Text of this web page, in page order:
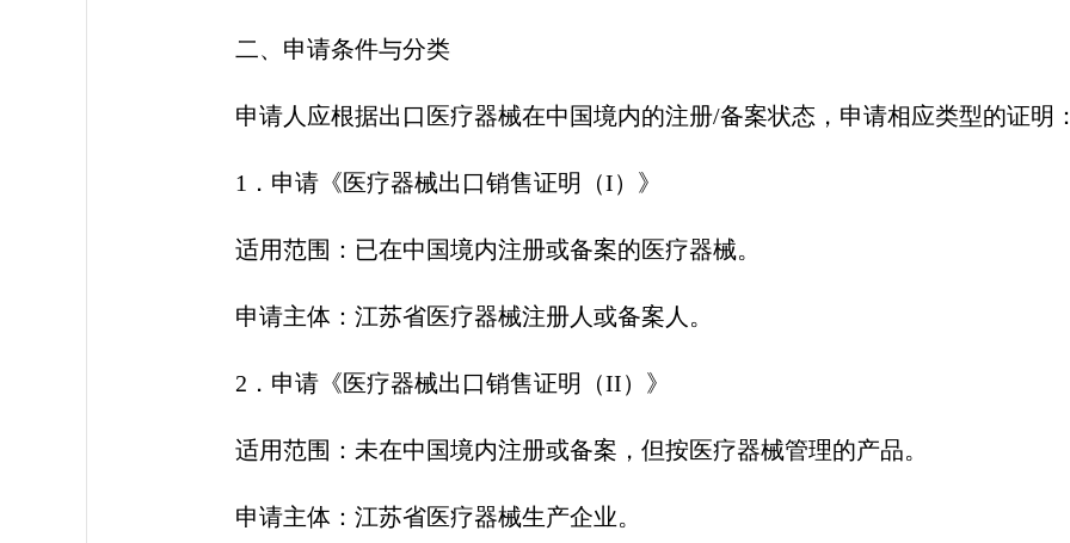
二、申请条件与分类
申请人应根据出口医疗器械在中国境内的注册/备案状态，申请相应类型的证明
1．申请《医疗器械出口销售证明（I）》
适用范围：已在中国境内注册或备案的医疗器械。
申请主体：江苏省医疗器械注册人或备案人。
2．申请《医疗器械出口销售证明（II）》
适用范围：未在中国境内注册或备案，但按医疗器械管理的产品。
申请主体：江苏省医疗器械生产企业。